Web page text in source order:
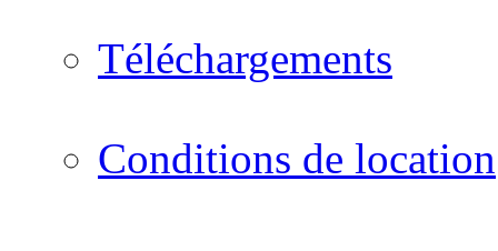
Téléchargements
Conditions de location